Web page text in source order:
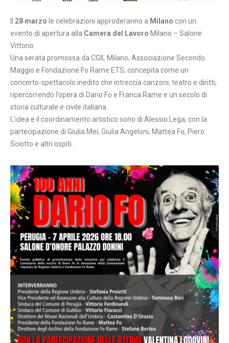
28 marzo le celebrazioni approderanno a Milano con un
evento di apertura alla Camera del Lavoro Milano – Salone
Vittorio.
Una serata promossa da CGIL Milano, Associazione Secondo
Maggio e Fondazione Fo Rame ETS, concepita come un
concerto-spettacolo inedito che intreccia canzoni, teatro e diritti,
ripercorrendo l’opera di Dario Fo e Franca Rame e un secolo di
storia culturale e civile italiana.
L’idea e il coordinamento artistico sono di Alessio Lega, con la
partecipazione di Giulia Mei, Giulia Angeloni, Mattea Fo, Piero
Sciotto e altri ospiti.